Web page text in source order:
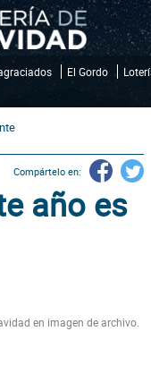
El Gordo
Compártelo en:
año es
en imagen de archivo.